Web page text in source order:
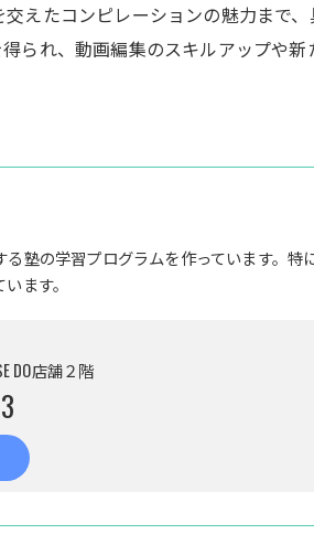
えたコンピレーションの魅力まで
られ、動画編集のスキルアップや
塾の学習プログラムを作っています。特
ます。
DO店舗２階